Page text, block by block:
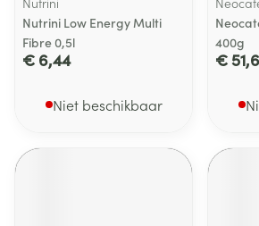
Nutrini Low Energy Multi
Fibre 0,5l
€ 6,44
Niet beschikbaar
400g
€